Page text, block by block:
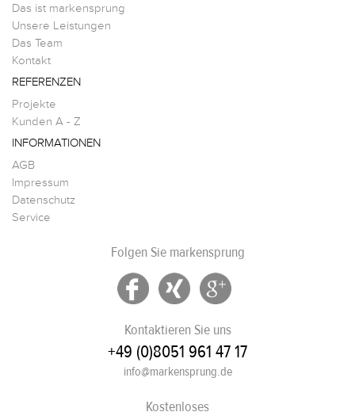
Das ist markensprung
Unsere Leistungen
Das Team
Kontakt
REFERENZEN
Projekte
Kunden A - Z
INFORMATIONEN
AGB
Impressum
Datenschutz
Service
Folgen Sie markensprung
Kontaktieren Sie uns
+49 (0)8051 961 47 17
info@markensprung.de
Kostenloses